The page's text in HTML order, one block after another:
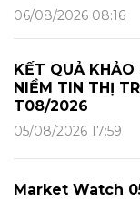
06/08/2026 08:16
KẾT QUẢ KHẢO
NIỀM TIN THỊ
T08/2026
05/08/2026 17:59
Market Watch